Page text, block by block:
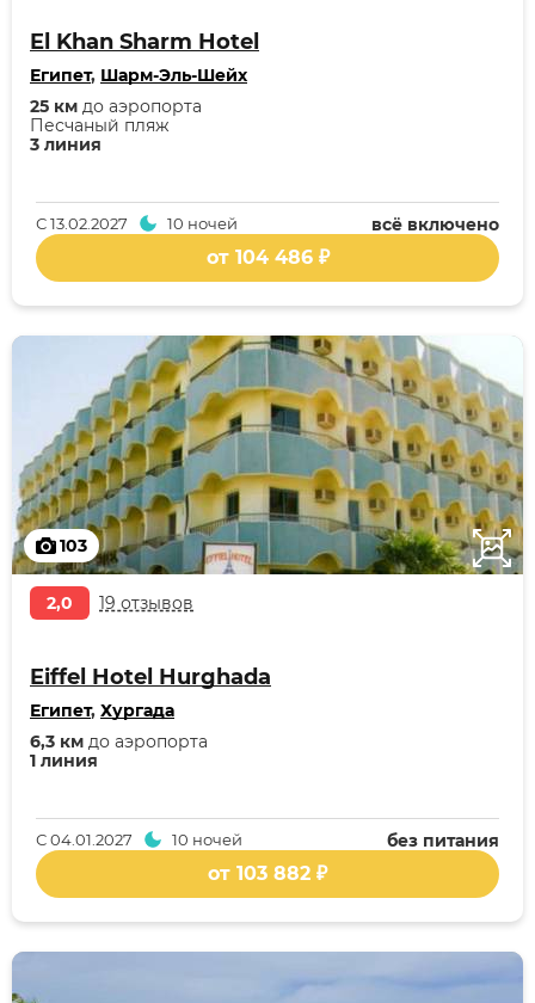
El Khan Sharm Hotel
Египет, Шарм-Эль-Шейх
3 линия
Песчаный пляж
25 км до аэропорта
всё включено
С13.02.2027 10 ночей
от 104 486 ₽
103
2,0 19 отзывов
Eiffel Hotel Hurghada
Египет, Хургада
1 линия
6,3 км до аэропорта
без питания
С04.01.2027 10 ночей
от 103 882 ₽